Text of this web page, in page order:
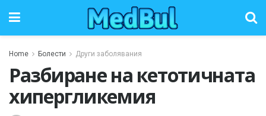
Home Болести Други заболявания
Разбиране на кетотичната
хипергликемия